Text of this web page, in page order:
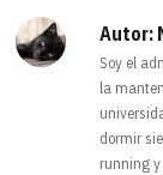
Autor:
Soy el
la
dormir
running